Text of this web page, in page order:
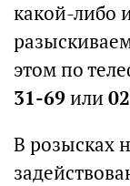
какой-либо
этом по
31-69или 02
В розысках